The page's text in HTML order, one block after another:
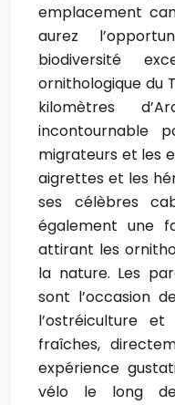
emplacement
aurez
biodiversité
ornithologique du
kilomètres
incontournable
migrateurs et les
aigrettes et les
ses célèbres
également une
attirant les
la nature. Les
sont l’occasion
l’ostréiculture
fraîches,
expérience
vélo le long